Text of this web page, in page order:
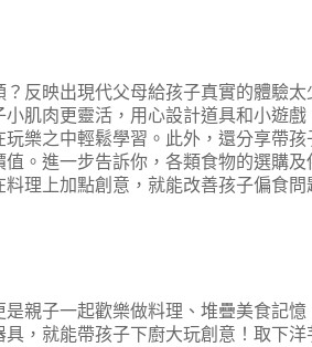
反映出現代父母給孩子真實的體驗
肌肉更靈活，用心設計道具和小遊戲
樂之中輕鬆學習。此外，還分享帶孩
。進一步告訴你，各類食物的選購
理上加點創意，就能改善孩子偏食
親子一起歡樂做料理、堆疊美食記
，就能帶孩子下廚大玩創意！取下